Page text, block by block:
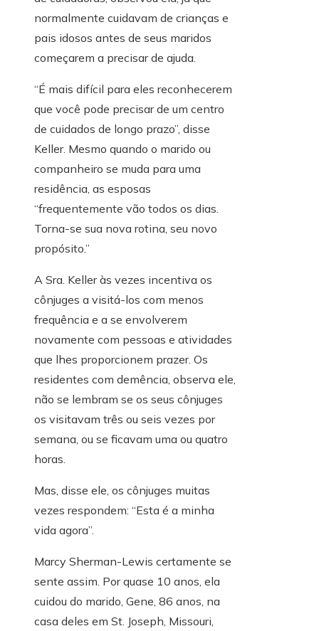
normalmente cuidavam de crianças e
pais idosos antes de seus maridos
começarem a precisar de ajuda.
“É mais difícil para eles reconhecerem
que você pode precisar de um centro
de cuidados de longo prazo”, disse
Keller. Mesmo quando o marido ou
companheiro se muda para uma
residência, as esposas
“frequentemente vão todos os dias.
Torna-se sua nova rotina, seu novo
propósito.”
A Sra. Keller às vezes incentiva os
cônjuges a visitá-los com menos
frequência e a se envolverem
novamente com pessoas e atividades
que lhes proporcionem prazer. Os
residentes com demência, observa ele,
não se lembram se os seus cônjuges
os visitavam três ou seis vezes por
semana, ou se ficavam uma ou quatro
horas.
Mas, disse ele, os cônjuges muitas
vezes respondem: “Esta é a minha
vida agora”.
Marcy Sherman-Lewis certamente se
sente assim. Por quase 10 anos, ela
cuidou do marido, Gene, 86 anos, na
casa deles em St. Joseph, Missouri,